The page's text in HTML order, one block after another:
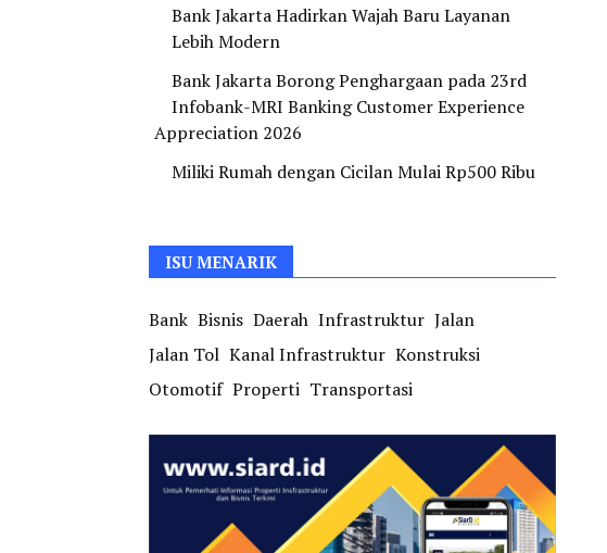
Bank Jakarta Hadirkan Wajah Baru Layanan
Lebih Modern
Bank Jakarta Borong Penghargaan pada 23rd
Infobank-MRI Banking Customer Experience
Appreciation 2026
Miliki Rumah dengan Cicilan Mulai Rp500 Ribu
ISU MENARIK
Bank Bisnis Daerah Infrastruktur Jalan
Jalan Tol Kanal Infrastruktur Konstruksi
Otomotif Properti Transportasi